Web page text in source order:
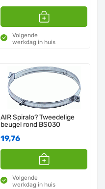
Volgende
werkdag in huis
AIR Spiralo? Tweedelige
beugel rond BS030
19,76
Volgende
werkdag in huis